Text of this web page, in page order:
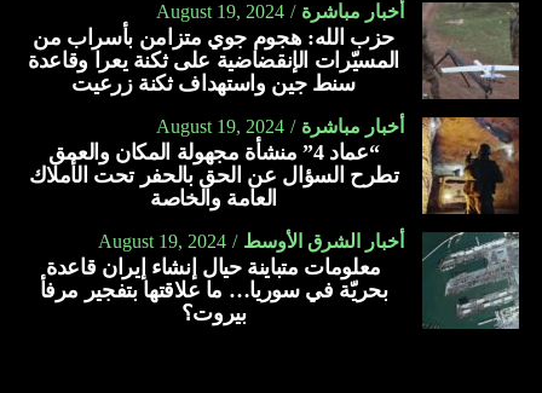
أخبار مباشرة August 19, 2024
حزب الله: هجوم جوي متزامن بأسراب من
المسيّرات الإنقضاضية على ثكنة يعرا وقاعدة
سنط جين واستهداف ثكنة زرعيت
أخبار مباشرة August 19, 2024
“عماد 4” منشأة مجهولة المكان والعمق
تطرح السؤال عن الحق بالحفر تحت الأملاك
العامة والخاصة
أخبار الشرق الأوسط August 19, 2024
معلومات متباينة حيال إنشاء إيران قاعدة
بحريّة في سوريا… ما علاقتها بتفجير مرفأ
بيروت؟